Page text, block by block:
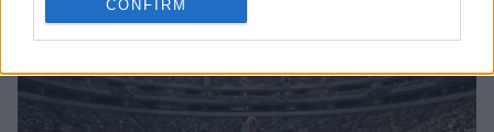
CONFIRM